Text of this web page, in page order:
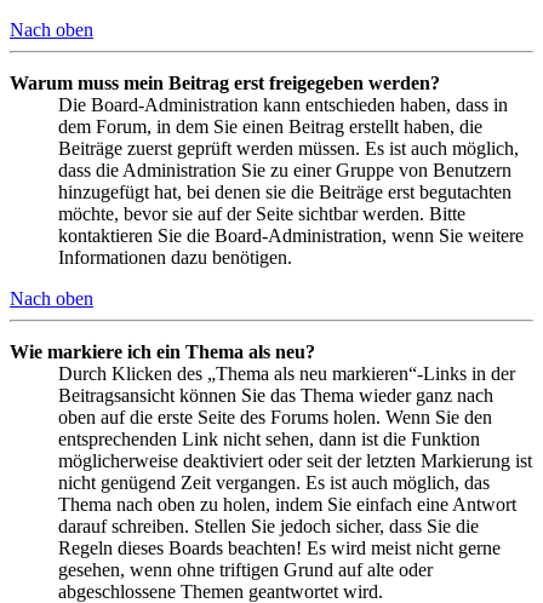
Nach oben
Warum muss mein Beitrag erst freigegeben werden?
Die Board-Administration kann entschieden haben, dass in
dem Forum, in dem Sie einen Beitrag erstellt haben, die
Beiträge zuerst geprüft werden müssen. Es ist auch möglich,
dass die Administration Sie zu einer Gruppe von Benutzern
hinzugefügt hat, bei denen sie die Beiträge erst begutachten
möchte, bevor sie auf der Seite sichtbar werden. Bitte
kontaktieren Sie die Board-Administration, wenn Sie weitere
Informationen dazu benötigen.
Nach oben
Wie markiere ich ein Thema als neu?
Durch Klicken des „Thema als neu markieren“-Links in der
Beitragsansicht können Sie das Thema wieder ganz nach
oben auf die erste Seite des Forums holen. Wenn Sie den
entsprechenden Link nicht sehen, dann ist die Funktion
möglicherweise deaktiviert oder seit der letzten Markierung ist
nicht genügend Zeit vergangen. Es ist auch möglich, das
Thema nach oben zu holen, indem Sie einfach eine Antwort
darauf schreiben. Stellen Sie jedoch sicher, dass Sie die
Regeln dieses Boards beachten! Es wird meist nicht gerne
gesehen, wenn ohne triftigen Grund auf alte oder
abgeschlossene Themen geantwortet wird.